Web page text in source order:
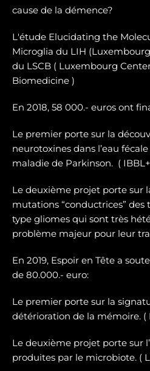
cause de la démence?
L'étude Elucidating the
Microglia du LIH
du LSCB ( Luxembourg
Biomedicine )
En 2018, 58 000.- euros ont
Le premier porte sur la dé
neurotoxines dans l’eau
maladie de Parkinson. (
Le deuxième projet porte sur
mutations “conductrices”
type gliomes qui sont très
problème majeur pour leur
En 2019, Espoir en Tête a
de 80.000.- euro:
Le premier porte sur la
détérioration de la mémoire. (
Le deuxième projet porte sur
produites par le microbiote. (